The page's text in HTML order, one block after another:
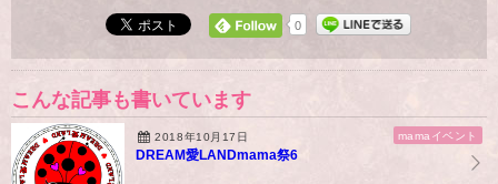
0
こんな記事も書いています
2018年10月17日 mamaイベント
DREAM愛LANDmama祭6